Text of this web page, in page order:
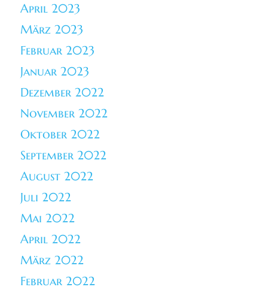
April 2023
März 2023
Februar 2023
Januar 2023
Dezember 2022
November 2022
Oktober 2022
September 2022
August 2022
Juli 2022
Mai 2022
April 2022
März 2022
Februar 2022